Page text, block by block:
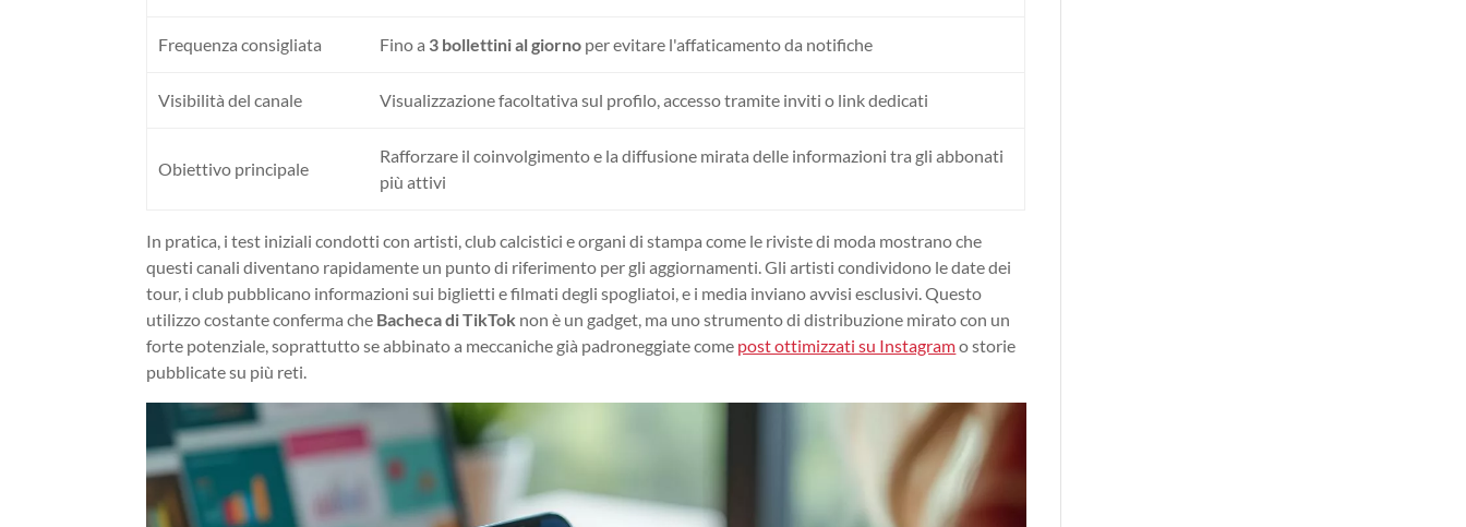
Frequenza consigliata Fino a 3 bollettini al giornoper evitare l'affaticamento da notifiche
Visibilità del canale Visualizzazione facoltativa sul profilo, accesso tramite inviti o link dedicati
Obiettivo principale
Rafforzare il coinvolgimento e la diffusione mirata delle informazioni tra gli abbonati
più attivi
In pratica, i test iniziali condotti con artisti, club calcistici e organi di stampa come le riviste di moda mostrano che
questi canali diventano rapidamente un punto di riferimento per gli aggiornamenti. Gli artisti condividono le date dei
tour, i club pubblicano informazioni sui biglietti e filmati degli spogliatoi, e i media inviano avvisi esclusivi. Questo
utilizzo costante conferma che Bacheca di TikTok non è un gadget, ma uno strumento di distribuzione mirato con un
forte potenziale, soprattutto se abbinato a meccaniche già padroneggiate come post ottimizzati su Instagramo storie
pubblicate su più reti.